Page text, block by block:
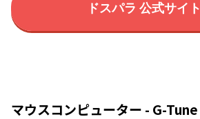
ドスパラ 公式サイト
マウスコンピューター - G-Tune